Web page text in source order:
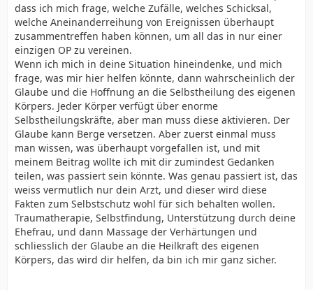
dass ich mich frage, welche Zufälle, welches Schicksal,
welche Aneinanderreihung von Ereignissen überhaupt
zusammentreffen haben können, um all das in nur einer
einzigen OP zu vereinen.
Wenn ich mich in deine Situation hineindenke, und mich
frage, was mir hier helfen könnte, dann wahrscheinlich der
Glaube und die Hoffnung an die Selbstheilung des eigenen
Körpers. Jeder Körper verfügt über enorme
Selbstheilungskräfte, aber man muss diese aktivieren. Der
Glaube kann Berge versetzen. Aber zuerst einmal muss
man wissen, was überhaupt vorgefallen ist, und mit
meinem Beitrag wollte ich mit dir zumindest Gedanken
teilen, was passiert sein könnte. Was genau passiert ist, das
weiss vermutlich nur dein Arzt, und dieser wird diese
Fakten zum Selbstschutz wohl für sich behalten wollen.
Traumatherapie, Selbstfindung, Unterstützung durch deine
Ehefrau, und dann Massage der Verhärtungen und
schliesslich der Glaube an die Heilkraft des eigenen
Körpers, das wird dir helfen, da bin ich mir ganz sicher.